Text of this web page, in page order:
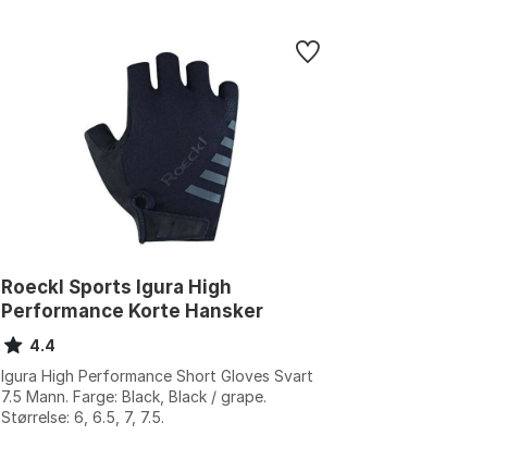
Roeckl Sports Igura High
Performance Korte Hansker
4.4
Igura High Performance Short Gloves Svart
7.5 Mann. Farge: Black, Black / grape.
Størrelse: 6, 6.5, 7, 7.5.